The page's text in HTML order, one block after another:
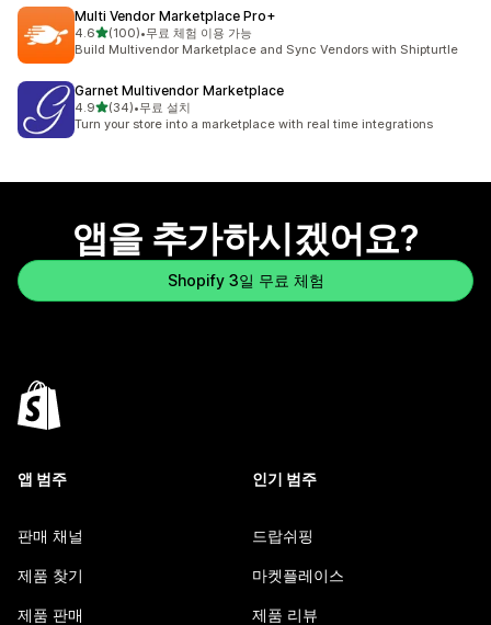
Multi Vendor Marketplace Pro+
4.6별 5개 중
(100)
총 리뷰 100개
•무료 체험 이용 가능
Build Multivendor Marketplace and Sync Vendors with Shipturtle
Garnet Multivendor Marketplace
4.9별 5개 중
(34)
총 리뷰 34개
•무료 설치
Turn your store into a marketplace with real time integrations
앱을 추가하시겠어요?
Shopify 3일 무료 체험
앱 범주
판매 채널
제품 찾기
제품 판매
인기 범주
드랍쉬핑
마켓플레이스
제품 리뷰